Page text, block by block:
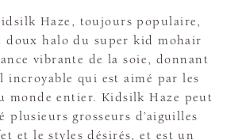
Haze, toujours populaire,
doux halo du super kid mohair
vibrante de la soie, donnant
incroyable qui est aimé par les
monde entier. Kidsilk Haze peut
plusieurs grosseurs d’aiguilles
et le styles désirés, et est un